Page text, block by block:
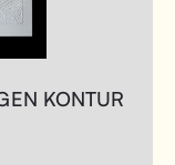
KONTUR